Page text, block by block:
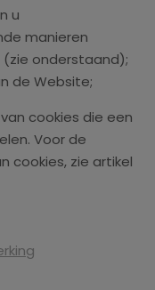
u
manieren
(zie onderstaand);
de Website;
cookies die een
Voor de
cookies, zie artikel